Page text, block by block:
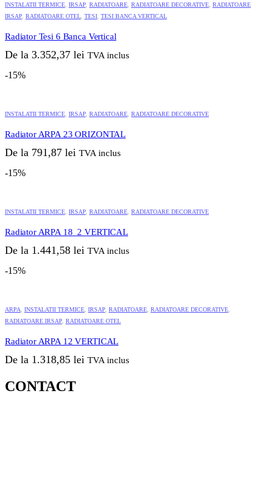
produsului.
are
mai
variații.
Opțiunile
fi
produsului.
INSTALATII TERMICE IRSAP RADIATOARE RADIATOARE DECORATIVE RADIATOARE
IRSAP RADIATOARE OTEL TESI TESI BANCA VERTICAL
Radiator Tesi 6 Banca Vertical
De la 3.352,37 lei TVA inclus
-15%
are
mai
multe
variații.
pot
pagina
produsului.
INSTALATII TERMICE IRSAP RADIATOARE RADIATOARE DECORATIVE
Radiator ARPA 23 ORIZONTAL
De la 791,87 lei TVA inclus
-15%
are
mai
multe
variații.
pot
pagina
produsului.
INSTALATII TERMICE IRSAP RADIATOARE RADIATOARE DECORATIVE
Radiator ARPA 18_2 VERTICAL
De la 1.441,58 lei TVA inclus
-15%
are
mai
variații.
Opțiunile
fi
alese
ARPA INSTALATII TERMICE IRSAP RADIATOARE RADIATOARE DECORATIVE
RADIATOARE IRSAP RADIATOARE OTEL
Radiator ARPA 12 VERTICAL
De la 1.318,85 lei TVA inclus
CONTACT